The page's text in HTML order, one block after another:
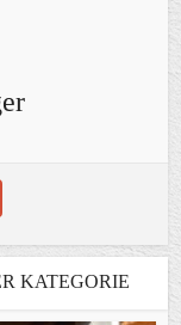
KATEGORIE